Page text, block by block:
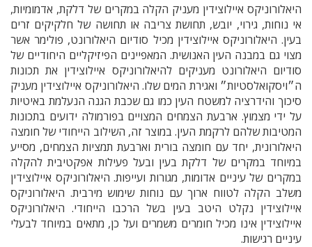
היאלורוניקס איילוצידין מעניק הקלה במקרים של דלקת, אדמומיות,
אי נוחות, גירוי, יובש, תחושת צריבה או תחושה של חלקיקים זרים
בעין. היאלורוניקס איילוצידין מכיל סודיום היאלורונט, פולימר אשר
מצוי גם במבנה העין האנושית. המאפיינים הפיזיקליים היחודיים של
סודיום היאלורונט מעניקים להיאלורוניקס איילוצידין את תכונות
ה״ויסקואלסטיות״ ואגירת המים שלו. היאלורוניקס איילוצידין מעניק
סיכוך והידרציה למשטח העין כמו גם שכבת הגנה הנעלמת באיטיות
על ידי מצמוץ. ארבעת הצמחים המצויים בפורמולה ידועים בתכונות
המטיבות שלהם לרקמת העין. במוצר זה, השילוב הייחודי של חומצה
היאלורונית, יחד עם חומצה בורית וארבעת תמציות הצמחים, מסייע
במיוחד במקרים של דלקת בעין ובעל פעילות אפקטיבית להקלה
במקרים של עיניים אדומות, מגורות ועייפות. היאלורוניקס איילוצידין
משלב הקלה לטווח ארוך עם נוחות שימוש מירבית. היאלורוניקס
איילוצידין נקלט היטב בעין בשל הרכבו הייחודי. היאלורוניקס
איילוצידין אינו מכיל חומרים משמרים ועל כן, מתאים במיוחד לבעלי
עיניים רגישות.